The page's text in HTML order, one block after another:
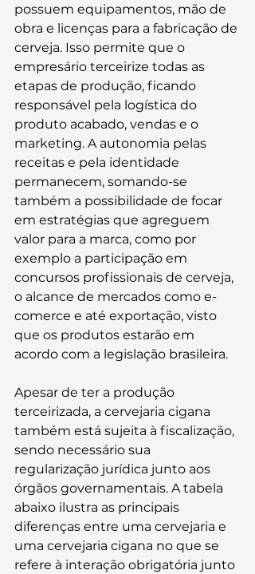
possuem equipamentos, mão de
obra e licenças para a fabricação de
cerveja. Isso permite que o
empresário terceirize todas as
etapas de produção, ficando
responsável pela logística do
produto acabado, vendas e o
marketing. A autonomia pelas
receitas e pela identidade
permanecem, somando-se
também a possibilidade de focar
em estratégias que agreguem
valor para a marca, como por
exemplo a participação em
concursos profissionais de cerveja,
o alcance de mercados como e-
comerce e até exportação, visto
que os produtos estarão em
acordo com a legislação brasileira.
Apesar de ter a produção
terceirizada, a cervejaria cigana
também está sujeita à fiscalização,
sendo necessário sua
regularização jurídica junto aos
órgãos governamentais. A tabela
abaixo ilustra as principais
diferenças entre uma cervejaria e
uma cervejaria cigana no que se
refere à interação obrigatória junto